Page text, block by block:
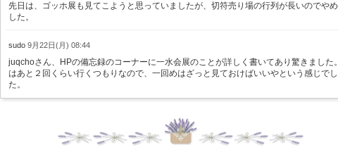
先日は、ゴッホ展も見てこようと思っていましたが、切符売り場の行列が長いのでや
した。
sudo 9月22日(月) 08:44
juqchoさん、HPの備忘録のコーナーに一水会展のことが詳しく書いてあり驚きました
はあと２回くらい行くつもりなので、一回めはざっと見ておけばいいやという感じでし
た。